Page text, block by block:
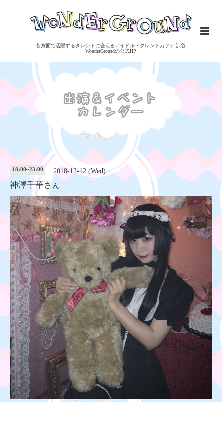
各方面で活躍するタレントに会えるアイドル・タレントカフェ 渋谷
WonderGroundの公式HP
18:00~23:00 2018-12-12 (Wed)
神澤千華さん